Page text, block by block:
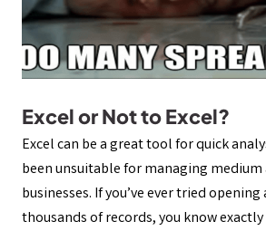
Excel or Not to Excel?
Excel can be a great tool for quick
been unsuitable for managing medium
businesses. If you’ve ever tried
thousands of records, you know